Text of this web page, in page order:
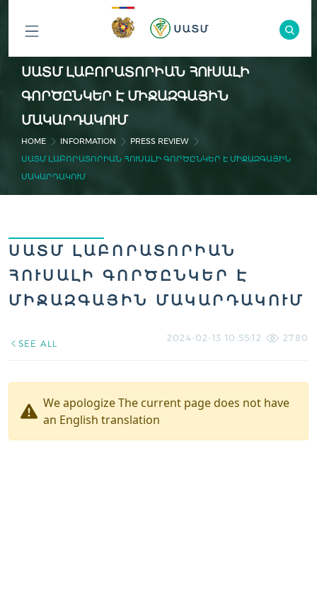
ԲՈԼՈՐ
ԲԱԺԻՆՆԵՐԸ
ՍԱՏՄ ԼԱԲՈՐԱՏՈՐԻԱՆ ՀՈՒՍԱԼԻ
ԳՈՐԾԸՆԿԵՐ Է ՄԻՋԱԶԳԱՅԻՆ
ՄԱԿԱՐԴԱԿՈՒՄ
HOME INFORMATION
PRESS REVIEW
ՍԱՏՄ ԼԱԲՈՐԱՏՈՐԻԱՆ ՀՈՒՍԱԼԻ ԳՈՐԾԸՆԿԵՐ Է ՄԻՋԱԶԳԱՅԻՆ
ՄԱԿԱՐԴԱԿՈՒՄ
ՍԱՏՄ ԼԱԲՈՐԱՏՈՐԻԱՆ
ՀՈՒՍԱԼԻ ԳՈՐԾԸՆԿԵՐ Է
ՄԻՋԱԶԳԱՅԻՆ ՄԱԿԱՐԴԱԿՈՒՄ
SEE ALL
2024-02-13 10:55:12 2780
We apologize The current page does not have
an English translation